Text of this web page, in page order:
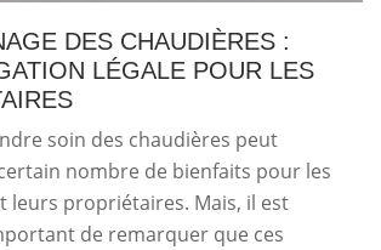
DES CHAUDIÈRES :
LÉGALE POUR LES
soin des chaudières peut
nombre de bienfaits pour les
leurs propriétaires. Mais, il est
de remarquer que ces